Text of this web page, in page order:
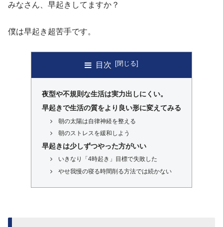
みなさん、早起きしてますか？
僕は早起き超苦手です。
目次
夜型や不規則な生活は実力出しにくい。
早起きで生活の質をより良い形に変えてみる
朝の太陽は自律神経を整える
朝のストレスを緩和しよう
早起きは少しずつやった方がいい
いきなり「4時起き」目標で失敗した
やせ我慢の寝る時間削る方法では続かない